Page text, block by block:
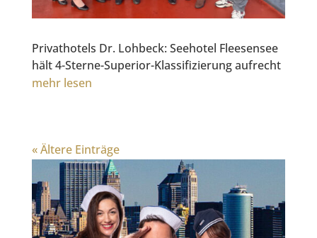
Privathotels Dr. Lohbeck: Seehotel Fleesensee
hält 4-Sterne-Superior-Klassifizierung aufrecht
mehr lesen
« Ältere Einträge